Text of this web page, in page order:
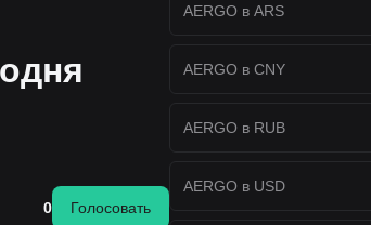
0 Голосовать
AERGO в ARS
AERGO в CNY
AERGO в RUB
AERGO в USD